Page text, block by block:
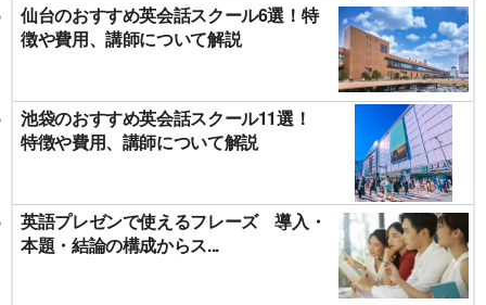
仙台のおすすめ英会話スクール6選！特
徴や費用、講師について解説
池袋のおすすめ英会話スクール11選！
特徴や費用、講師について解説
英語プレゼンで使えるフレーズ 導入・
本題・結論の構成からス...